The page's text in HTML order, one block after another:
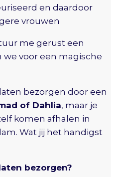
en daardoor
vrouwen
me gerust een
we voor een magische
bezorgen door een
of Dahlia, maar je
komen afhalen in
Wat jij het handigst
bezorgen?